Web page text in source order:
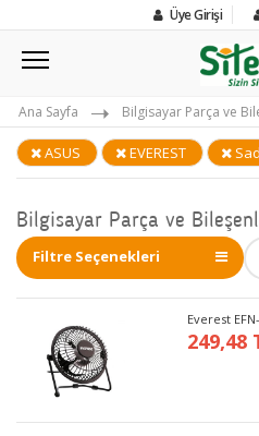
Üye Girişi
Ana Sayfa Bilgisayar Parça ve
ASUS EVEREST
Bilgisayar Parça ve
Filtre Seçenekleri
Everest
249,48